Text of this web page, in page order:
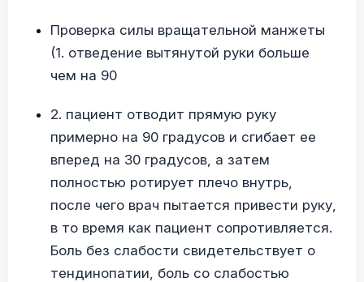
Проверка силы вращательной манжеты
(1. отведение вытянутой руки больше
чем на 90
2. пациент отводит прямую руку
примерно на 90 градусов и сгибает ее
вперед на 30 градусов, а затем
полностью ротирует плечо внутрь,
после чего врач пытается привести руку,
в то время как пациент сопротивляется.
Боль без слабости свидетельствует о
тендинопатии, боль со слабостью